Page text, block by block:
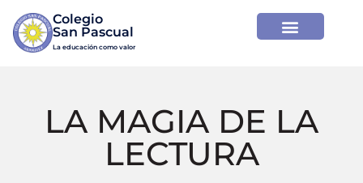
Colegio
La educación como valor
LA MAGIA DE LA
LECTURA